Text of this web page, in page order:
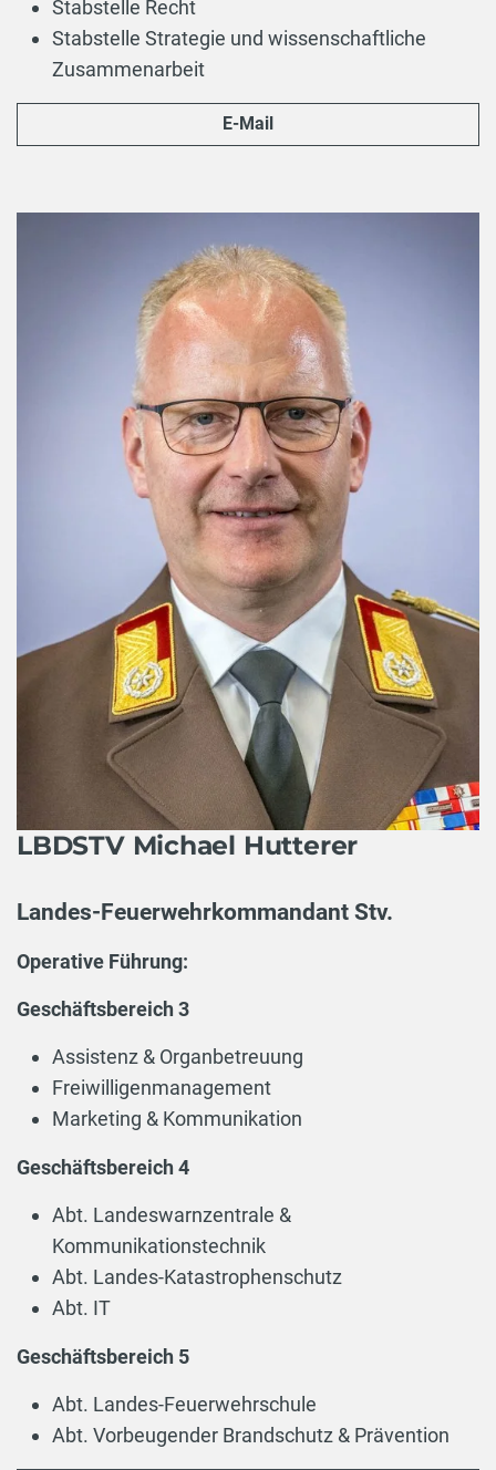
Stabstelle Recht
Stabstelle Strategie und wissenschaftliche
Zusammenarbeit
E-Mail
LBDSTV Michael Hutterer
Landes-Feuerwehrkommandant Stv.
Operative Führung:
Geschäftsbereich 3
Assistenz & Organbetreuung
Freiwilligenmanagement
Marketing & Kommunikation
Geschäftsbereich 4
Abt. Landeswarnzentrale &
Kommunikationstechnik
Abt. Landes-Katastrophenschutz
Abt. IT
Geschäftsbereich 5
Abt. Landes-Feuerwehrschule
Abt. Vorbeugender Brandschutz & Prävention